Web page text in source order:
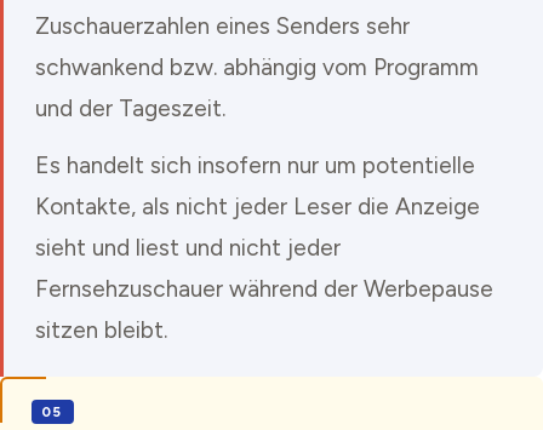
Zuschauerzahlen eines Senders sehr
schwankend bzw. abhängig vom Programm
und der Tageszeit.
Es handelt sich insofern nur um potentielle
Kontakte, als nicht jeder Leser die Anzeige
sieht und liest und nicht jeder
Fernsehzuschauer während der Werbepause
sitzen bleibt.